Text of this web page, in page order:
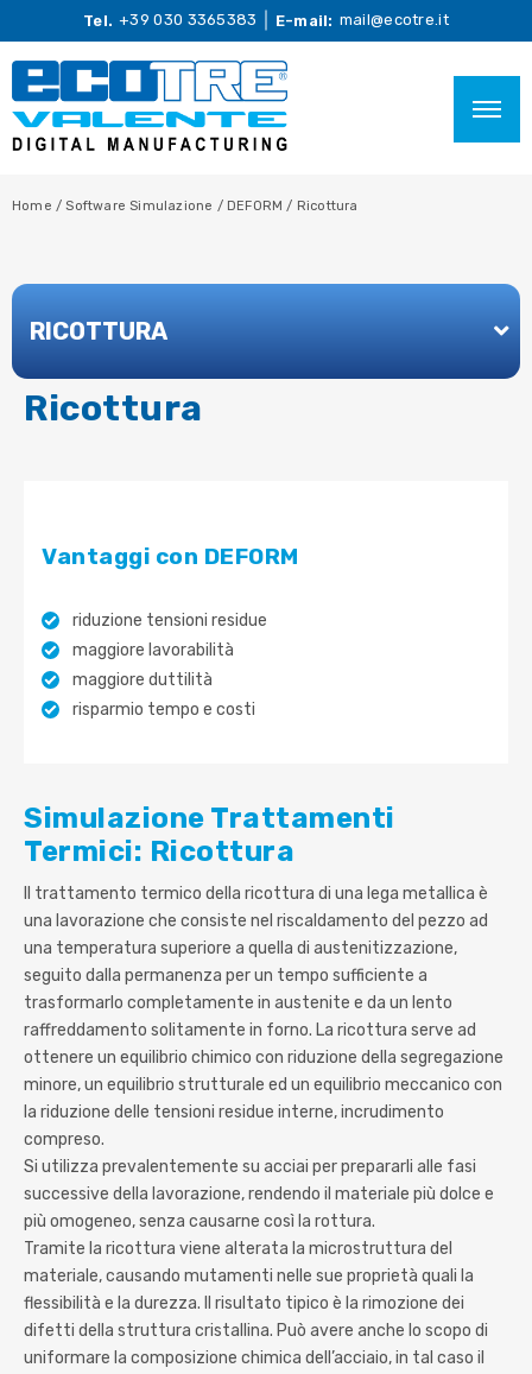
Tel. +39 030 3365383 E-mail: mail@ecotre.it
Home /Software Simulazione / DEFORM / Ricottura
RICOTTURA
Ricottura
Vantaggi con DEFORM
riduzione tensioni residue
maggiore lavorabilità
maggiore duttilità
risparmio tempo e costi
Simulazione Trattamenti
Termici: Ricottura
Il trattamento termico della ricottura di una lega metallica è
una lavorazione che consiste nel riscaldamento del pezzo ad
una temperatura superiore a quella di austenitizzazione,
seguito dalla permanenza per un tempo sufficiente a
trasformarlo completamente in austenite e da un lento
raffreddamento solitamente in forno. La ricottura serve ad
ottenere un equilibrio chimico con riduzione della segregazione
minore, un equilibrio strutturale ed un equilibrio meccanico con
la riduzione delle tensioni residue interne, incrudimento
compreso.
Si utilizza prevalentemente su acciai per prepararli alle fasi
successive della lavorazione, rendendo il materiale più dolce e
più omogeneo, senza causarne così la rottura.
Tramite la ricottura viene alterata la microstruttura del
materiale, causando mutamenti nelle sue proprietà quali la
flessibilità e la durezza. Il risultato tipico è la rimozione dei
difetti della struttura cristallina. Può avere anche lo scopo di
uniformare la composizione chimica dell’acciaio, in tal caso il